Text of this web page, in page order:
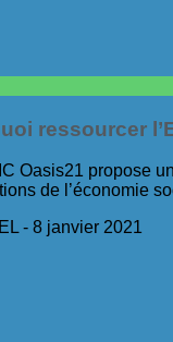
ressourcer
Oasis21 propose
de l’économie
8 janvier 2021